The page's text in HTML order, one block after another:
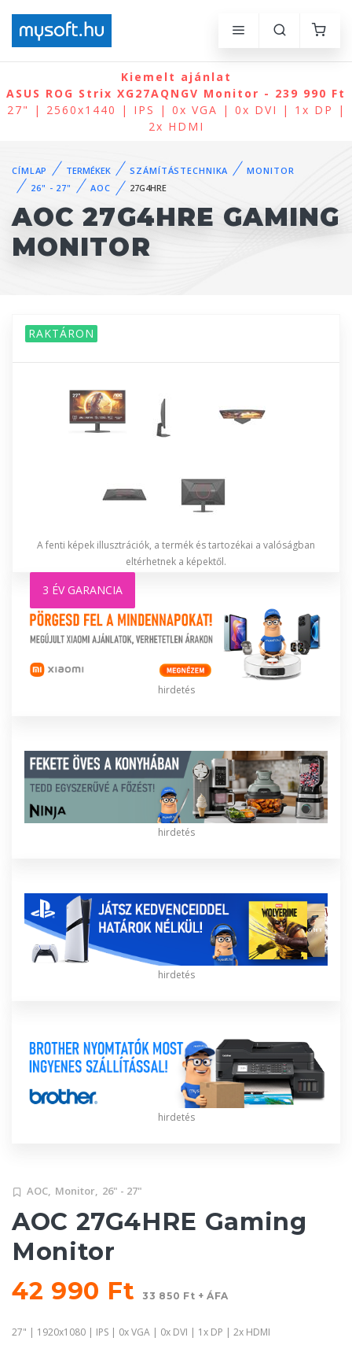
Kiemelt ajánlat
ASUS ROG Strix XG27AQNGV Monitor - 239 990 Ft
27" | 2560x1440 | IPS | 0x VGA | 0x DVI | 1x DP |
2x HDMI
CÍMLAP TERMÉKEK SZÁMÍTÁSTECHNIKA
MONITOR
26" - 27"
AOC 27G4HRE
AOC 27G4HRE GAMING
MONITOR
RAKTÁRON
3 ÉV GARANCIA
A fenti képek illusztrációk, a termék és tartozékai a valóságban
eltérhetnek a képektől.
hirdetés
hirdetés
hirdetés
hirdetés
AOC, Monitor, 26" - 27"
AOC 27G4HRE Gaming
Monitor
42 990 Ft
33 850 Ft + ÁFA
27" | 1920x1080 | IPS | 0x VGA | 0x DVI | 1x DP | 2x HDMI